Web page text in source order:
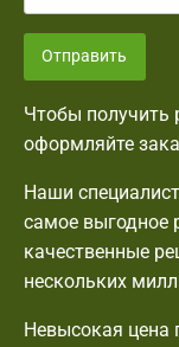
Отправить
Чтобы получить
оформляйте
Наши
самое выгодное
качественные
нескольких
Невысокая цена